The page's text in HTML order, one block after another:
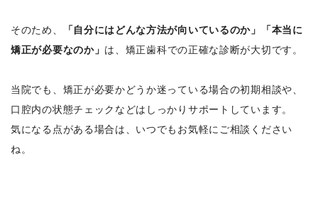
そのため、
「自分にはどんな方法が向いているのか」「本当に
矯正が必要なのか」 は、矯正歯科での正確な診断が大切です。
当院でも、矯正が必要かどうか迷っている場合の初期相談や、
口腔内の状態チェックなどはしっかりサポートしています。
気になる点がある場合は、いつでもお気軽にご相談ください
ね。